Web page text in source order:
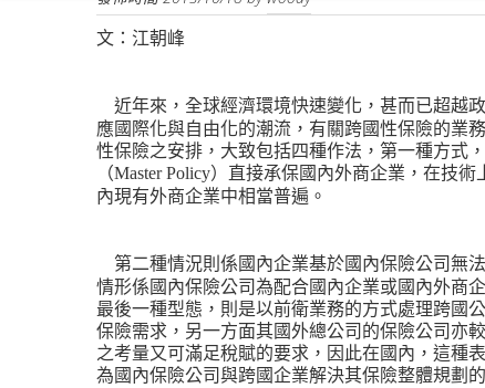
文：江朝峰
近年來，全球經濟環境快速變化，甚而已超越
應國際化與自由化的潮流，有關跨國性保險的業
性保險之安排，大致包括四種作法，第一種方式
（Master Policy）直接承保國內外商企業，在技
內現有外商企業中相當普遍。
第二種情況則係國內企業基於國內保險公司無
情形係國內保險公司為配合國內企業或國內外商
最後一種型態，則是以前衛業務的方式處理跨國
保險需求，另一方面其國外總公司的保險公司亦
之考量又可滿足稅賦的要求，因此在國內，這種
為國內保險公司與跨國企業解決其保險整體規劃